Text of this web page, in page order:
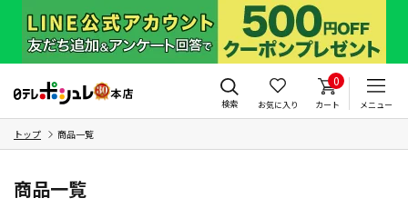
検索 お気に入り
0
カート メニュー
トップ 商品一覧
商品一覧